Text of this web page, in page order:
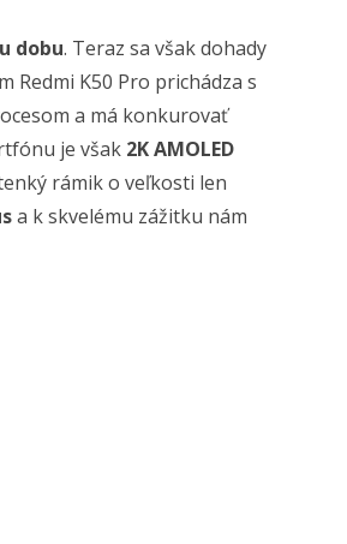
dobu. Teraz sa však dohady
Redmi K50 Pro prichádza s
a má konkurovať
je však 2K AMOLED
rámik o veľkosti len
a k skvelému zážitku nám